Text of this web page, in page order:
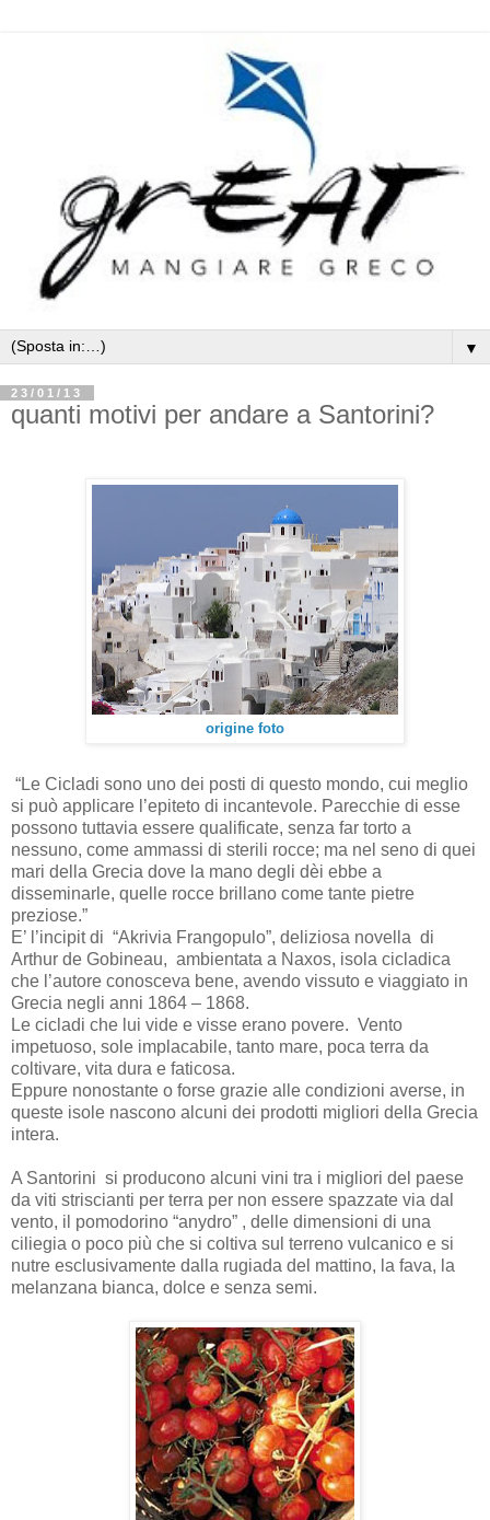
▼
23/01/13
quanti motivi per andare a Santorini?
origine foto
“Le Cicladi sono uno dei posti di questo mondo, cui meglio
si può applicare l’epiteto di incantevole. Parecchie di esse
possono tuttavia essere qualificate, senza far torto a
nessuno, come ammassi di sterili rocce; ma nel seno di quei
mari della Grecia dove la mano degli dèi ebbe a
disseminarle, quelle rocce brillano come tante pietre
preziose.”
E’ l’incipit di “Akrivia Frangopulo”, deliziosa novella di
Arthur de Gobineau, ambientata a Naxos, isola cicladica
che l’autore conosceva bene, avendo vissuto e viaggiato in
Grecia negli anni 1864 – 1868.
Le cicladi che lui vide e visse erano povere. Vento
impetuoso, sole implacabile, tanto mare, poca terra da
coltivare, vita dura e faticosa.
Eppure nonostante o forse grazie alle condizioni averse, in
queste isole nascono alcuni dei prodotti migliori della Grecia
intera.
A Santorini si producono alcuni vini tra i migliori del paese
da viti striscianti per terra per non essere spazzate via dal
vento, il pomodorino “anydro” , delle dimensioni di una
ciliegia o poco più che si coltiva sul terreno vulcanico e si
nutre esclusivamente dalla rugiada del mattino, la fava, la
melanzana bianca, dolce e senza semi.